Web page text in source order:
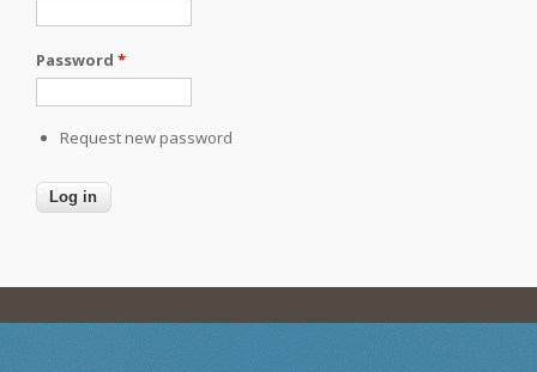
Password *
Request new password